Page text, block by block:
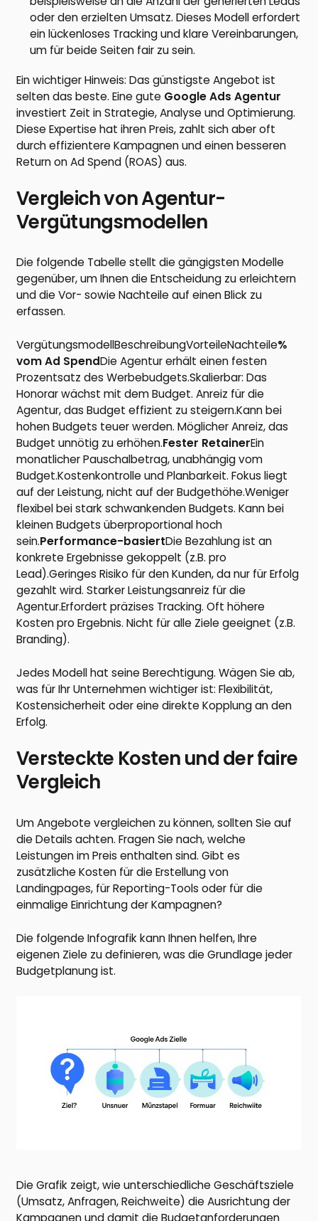
oder den erzielten Umsatz. Dieses Modell erfordert
ein lückenloses Tracking und klare Vereinbarungen,
um für beide Seiten fair zu sein.
Ein wichtiger Hinweis: Das günstigste Angebot ist
selten das beste. Eine gute Google Ads Agentur
investiert Zeit in Strategie, Analyse und Optimierung.
Diese Expertise hat ihren Preis, zahlt sich aber oft
durch effizientere Kampagnen und einen besseren
Return on Ad Spend (ROAS) aus.
Vergleich von Agentur-
Vergütungsmodellen
Die folgende Tabelle stellt die gängigsten Modelle
gegenüber, um Ihnen die Entscheidung zu erleichtern
und die Vor- sowie Nachteile auf einen Blick zu
erfassen.
VergütungsmodellBeschreibungVorteileNachteile%
vom Ad SpendDie Agentur erhält einen festen
Prozentsatz des Werbebudgets.Skalierbar: Das
Honorar wächst mit dem Budget. Anreiz für die
Agentur, das Budget effizient zu steigern.Kann bei
hohen Budgets teuer werden. Möglicher Anreiz, das
Budget unnötig zu erhöhen.Fester RetainerEin
monatlicher Pauschalbetrag, unabhängig vom
Budget.Kostenkontrolle und Planbarkeit. Fokus liegt
auf der Leistung, nicht auf der Budgethöhe.Weniger
flexibel bei stark schwankenden Budgets. Kann bei
kleinen Budgets überproportional hoch
sein.Performance-basiertDie Bezahlung ist an
konkrete Ergebnisse gekoppelt (z.B. pro
Lead).Geringes Risiko für den Kunden, da nur für Erfolg
gezahlt wird. Starker Leistungsanreiz für die
Agentur.Erfordert präzises Tracking. Oft höhere
Kosten pro Ergebnis. Nicht für alle Ziele geeignet (z.B.
Branding).
Jedes Modell hat seine Berechtigung. Wägen Sie ab,
was für Ihr Unternehmen wichtiger ist: Flexibilität,
Kostensicherheit oder eine direkte Kopplung an den
Erfolg.
Versteckte Kosten und der faire
Vergleich
Um Angebote vergleichen zu können, sollten Sie auf
die Details achten. Fragen Sie nach, welche
Leistungen im Preis enthalten sind. Gibt es
zusätzliche Kosten für die Erstellung von
Landingpages, für Reporting-Tools oder für die
einmalige Einrichtung der Kampagnen?
Die folgende Infografik kann Ihnen helfen, Ihre
eigenen Ziele zu definieren, was die Grundlage jeder
Budgetplanung ist.
Die Grafik zeigt, wie unterschiedliche Geschäftsziele
(Umsatz, Anfragen, Reichweite) die Ausrichtung der
Kampagnen und damit die Budgetanforderungen